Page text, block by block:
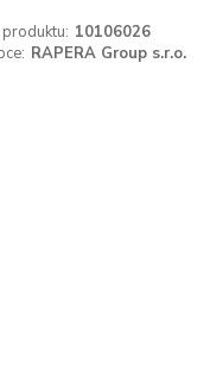
10106026
RAPERA Group s.r.o.